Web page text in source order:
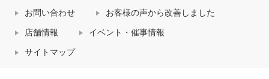
お問い合わせ お客様の声から改善しました
店舗情報 イベント・催事情報
サイトマップ